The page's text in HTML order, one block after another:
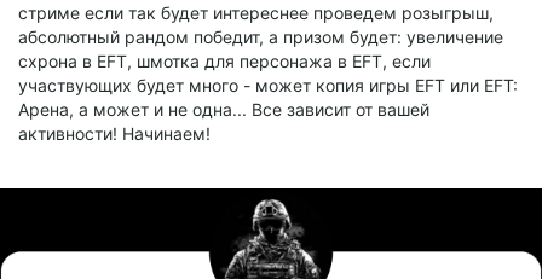
стриме если так будет интереснее проведем розыгрыш,
абсолютный рандом победит, а призом будет: увеличение
схрона в EFT, шмотка для персонажа в EFT, если
участвующих будет много - может копия игры EFT или EFT:
Aрена, а может и не одна... Все зависит от вашей
активности! Начинаем!